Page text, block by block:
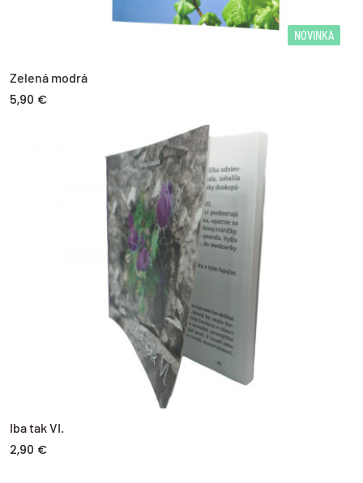
NOVINKA
Zelená modrá
5,90 €
Iba tak VI.
2,90 €